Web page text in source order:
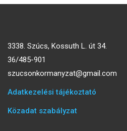
3338. Szúcs, Kossuth L. út 34.
36/485-901
szucsonkormanyzat@gmail.com
Adatkezelési tájékoztató
Közadat szabályzat